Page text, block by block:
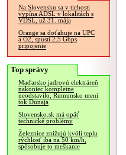
Na Slovensku sa v tichosti
vypína ADSL v lokalitách s
VDSL, už 31. mája
Orange sa doťahuje na UPC
a O2, spustí 2.5 Gbps
pripojenie
Top správy
Maďarsko jadrovú elektráreň
nakoniec kompletne
neodstavilo, Rumunsko mení
tok Dunaja
Slovensko.sk má opäť
technické problémy
Železnice znižujú kvôli teplu
rýchlosť iba na 50 km/h,
spôsobuje to meškanie